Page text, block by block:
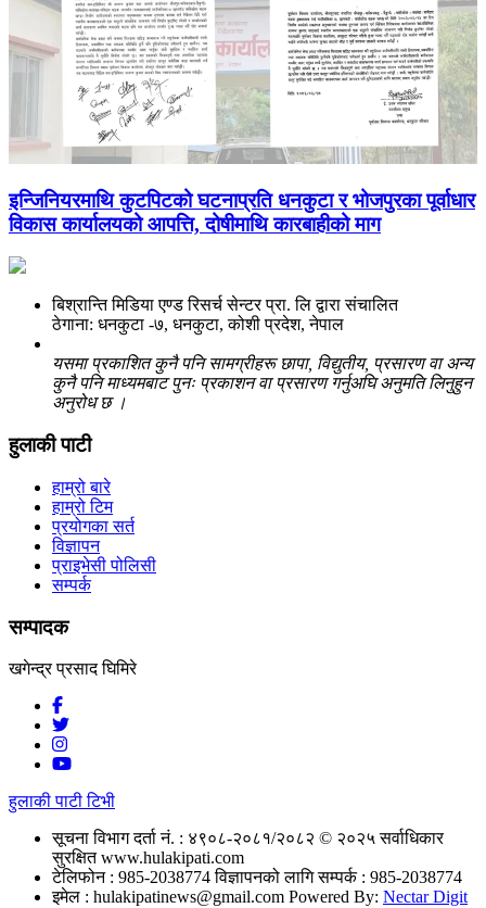
इन्जिनियरमाथि कुटपिटको घटनाप्रति धनकुटा र भोजपुरका पूर्वाधार
विकास कार्यालयको आपत्ति, दोषीमाथि कारबाहीको माग
बिश्रान्ति मिडिया एण्ड रिसर्च सेन्टर प्रा. लि द्वारा संचालित
ठेगाना: धनकुटा -७, धनकुटा, कोशी प्रदेश, नेपाल
यसमा प्रकाशित कुनै पनि सामग्रीहरू छापा, विद्युतीय, प्रसारण वा अन्य
कुनै पनि माध्यमबाट पुनः प्रकाशन वा प्रसारण गर्नुअघि अनुमति लिनुहुन
अनुरोध छ ।
हुलाकी पाटी
हाम्रो बारे
हाम्रो टिम
प्रयोगका सर्त
विज्ञापन
प्राइभेसी पोलिसी
सम्पर्क
सम्पादक
खगेन्द्र प्रसाद घिमिरे
हुलाकी पाटी टिभी
सूचना विभाग दर्ता नं. : ४९०८-२०८१/२०८२ © २०२५ सर्वाधिकार
सुरक्षित www.hulakipati.com
टेलिफोन : 985-2038774विज्ञापनको लागि सम्पर्क : 985-2038774
इमेल : hulakipatinews@gmail.com Powered By: Nectar Digit